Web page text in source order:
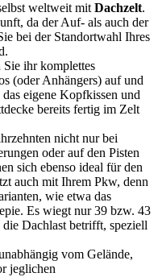
weltweit mit Dachzelt.
da der Auf- als auch der
bei der Standortwahl Ihres
ihr komplettes
(oder Anhängers) auf und
eigene Kopfkissen und
bereits fertig im Zelt
nicht nur bei
oder auf den Pisten
sich ebenso ideal für den
auch mit Ihrem Pkw, denn
wie etwa das
Es wiegt nur 39 bzw. 43
Dachlast betrifft, speziell
vom Gelände,
jeglichen